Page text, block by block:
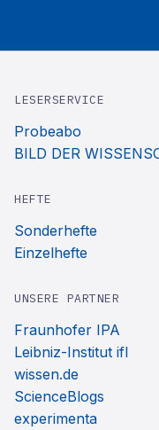
LESERSERVICE
Probeabo
BILD DER
HEFTE
Sonderhefte
Einzelhefte
UNSERE PARTNER
Fraunhofer IPA
Leibniz-Institut ifl
wissen.de
ScienceBlogs
experimenta